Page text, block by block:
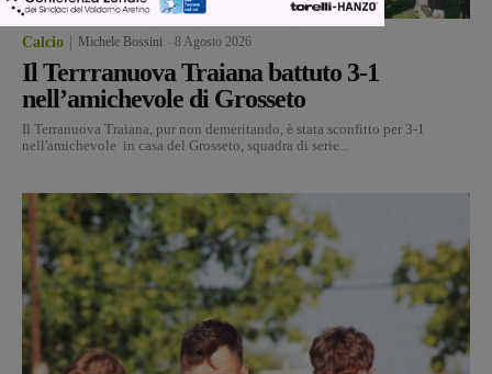
Calcio Michele Bossini 8 Agosto 2026
Il Terrranuova Traiana battuto 3-1
nell’amichevole di Grosseto
Il Terranuova Traiana, pur non demeritando, è stata sconfitto per 3-1
nell'amichevole in casa del Grosseto, squadra di serie...